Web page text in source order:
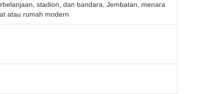
stadion, dan bandara, Jembatan, menara
atau rumah modern